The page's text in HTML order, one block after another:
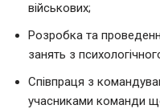
військових;
Розробка та
занять з
Співпраця з
учасниками команди